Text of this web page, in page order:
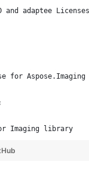
adaptee Licenses
for Aspose.Imaging
Imaging library